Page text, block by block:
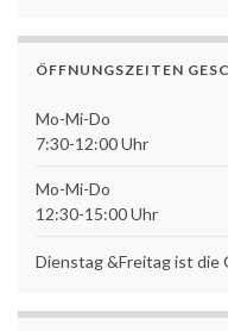
ÖFFNUNGSZEITEN
Mo-Mi-Do
7:30-12:00 Uhr
Mo-Mi-Do
12:30-15:00 Uhr
Dienstag &Freitag ist die